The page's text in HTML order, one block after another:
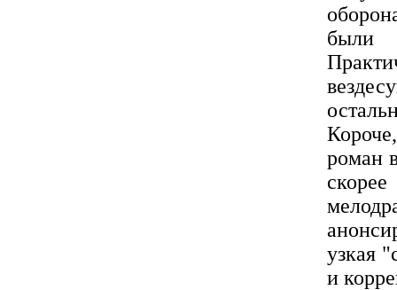
были
роман
узкая
и